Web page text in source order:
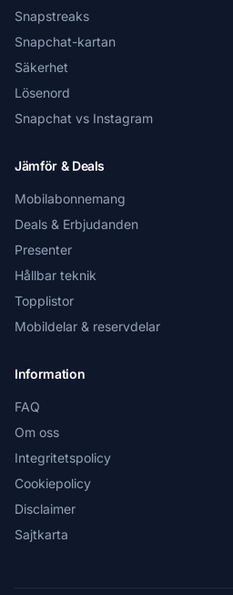
Snapstreaks
Snapchat-kartan
Säkerhet
Lösenord
Snapchat vs Instagram
Jämför & Deals
Mobilabonnemang
Deals & Erbjudanden
Presenter
Hållbar teknik
Topplistor
Mobildelar & reservdelar
Information
FAQ
Om oss
Integritetspolicy
Cookiepolicy
Disclaimer
Sajtkarta